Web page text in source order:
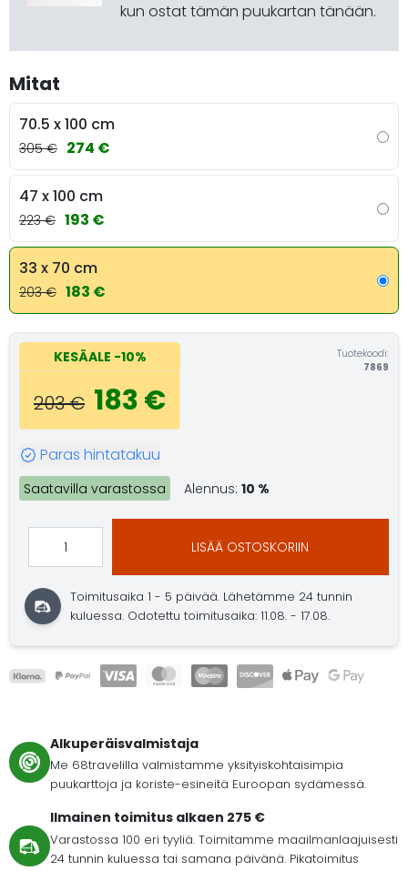
kun ostat tämän puukartan tänään.
Mitat
70.5 x 100 cm
305 € 274 €
47 x 100 cm
223 € 193 €
33 x 70 cm
203 € 183 €
KESÄALE -10%
203 € 183 €
Tuotekoodi:
7869
Paras hintatakuu
Saatavilla varastossa Alennus: 10 %
LISÄÄ OSTOSKORIIN
Toimitusaika 1 - 5 päivää. Lähetämme 24 tunnin
kuluessa. Odotettu toimitusaika: 11.08. - 17.08.
Alkuperäisvalmistaja
Me 68travelilla valmistamme yksityiskohtaisimpia
puukarttoja ja koriste-esineitä Euroopan sydämessä.
Ilmainen toimitus alkaen 275 €
Varastossa 100 eri tyyliä. Toimitamme maailmanlaajuisesti
24 tunnin kuluessa tai samana päivänä. Pikatoimitus